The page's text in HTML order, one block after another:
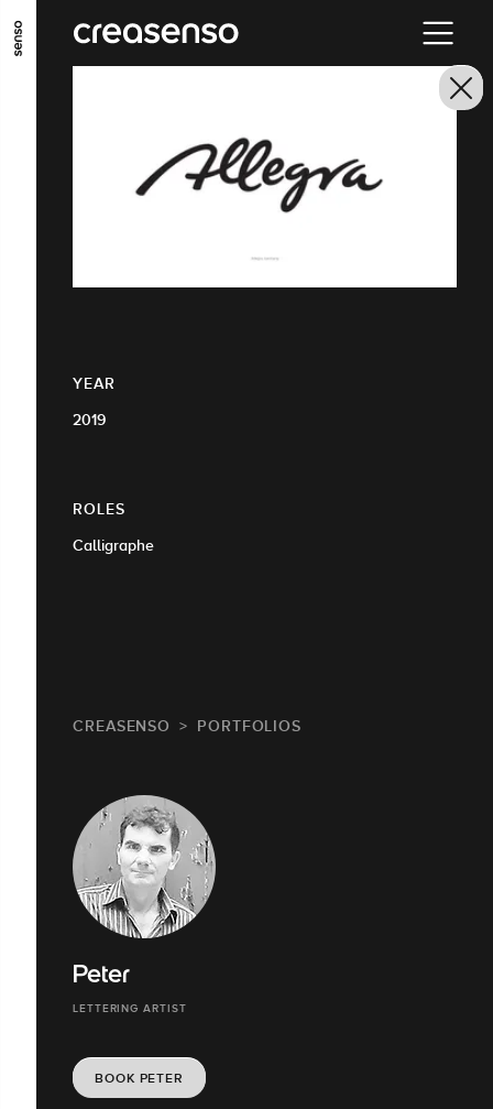
GO TO MAIN CONTENT GO TO MAIN MENU
YEAR
2019
ROLES
Calligraphe
CREASENSO PORTFOLIOS
Peter
LETTERING ARTIST
BOOK PETER